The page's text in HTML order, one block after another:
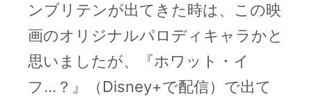
ンブリテンが出てきた時は、この映
画のオリジナルパロディキャラかと
思いましたが、『ホワット・イ
フ…？』（Disney+で配信）で出て